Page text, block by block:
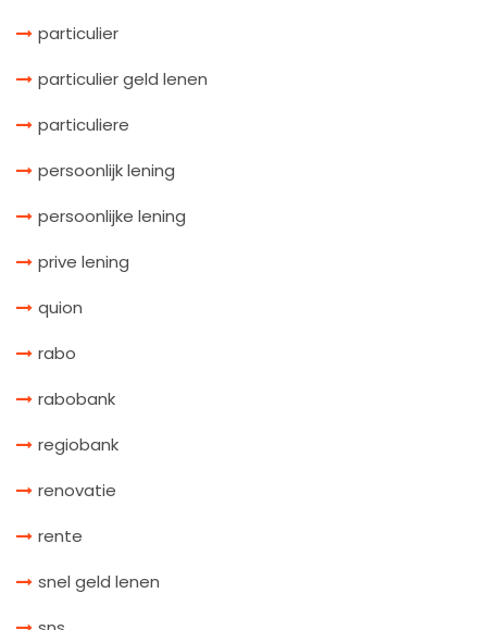
particulier
particulier geld lenen
particuliere
persoonlijk lening
persoonlijke lening
prive lening
quion
rabo
rabobank
regiobank
renovatie
rente
snel geld lenen